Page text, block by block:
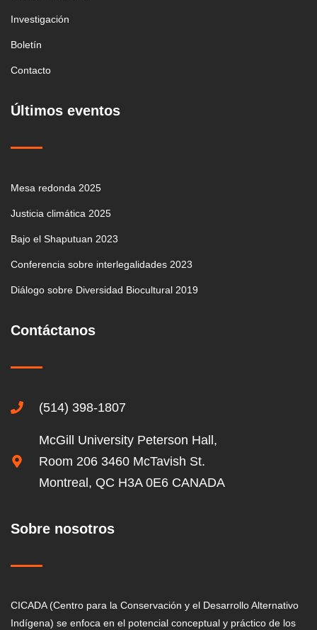
Investigación
Boletín
Contacto
Últimos eventos
Mesa redonda 2025
Justicia climática 2025
Bajo el Shaputuan 2023
Conferencia sobre interlegalidades 2023
Diálogo sobre Diversidad Biocultural 2019
Contáctanos
(514) 398-1807
McGill University Peterson Hall,
Room 206 3460 McTavish St.
Montreal, QC H3A 0E6 CANADA
Sobre nosotros
CICADA (Centro para la Conservación y el Desarrollo Alternativo
Indígena) se enfoca en el potencial conceptual y práctico de los